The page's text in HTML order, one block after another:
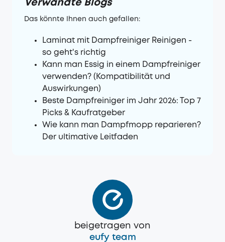
Verwandte Blogs
Das könnte Ihnen auch gefallen:
Laminat mit Dampfreiniger Reinigen -
so geht's richtig
Kann man Essig in einem Dampfreiniger
verwenden? (Kompatibilität und
Auswirkungen)
Beste Dampfreiniger im Jahr 2026: Top 7
Picks & Kaufratgeber
Wie kann man Dampfmopp reparieren?
Der ultimative Leitfaden
beigetragen von
eufy team